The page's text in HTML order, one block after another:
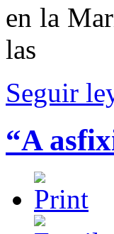
en la
las
Seguir
“A